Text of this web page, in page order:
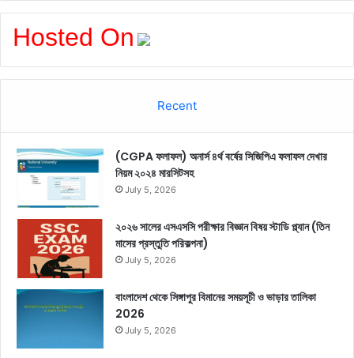
Hosted On
Recent
(CGPA ফলাফল) অনার্স ৪র্থ বর্ষের সিজিপিএ ফলাফল দেখার
নিয়ম ২০২৪ মারসিটসহ
July 5, 2026
২০২৬ সালের এসএসসি পরীক্ষার বিজ্ঞান বিষয় স্টাডি প্ল্যান (তিন
মাসের প্রস্তুতি পরিকল্পনা)
July 5, 2026
বাংলাদেশ থেকে সিঙ্গাপুর বিমানের সময়সূচী ও ভাড়ার তালিকা
2026
July 5, 2026